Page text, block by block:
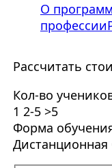
О
профессии
Рассчитать
Кол-во
1 2-5 >5
Форма
Дистанционная